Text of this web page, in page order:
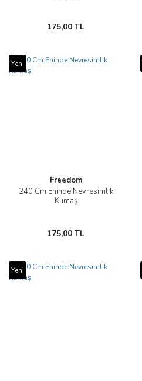
175,00 TL
Yeni
Freedom
240 Cm Eninde Nevresimlik
Kumaş
175,00 TL
Yeni